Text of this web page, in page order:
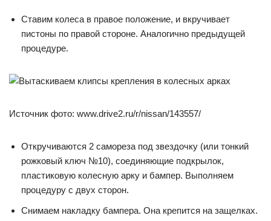
Ставим колеса в правое положение, и вкручивает
пистоны по правой стороне. Аналогично предыдущей
процедуре.
Источник фото: www.drive2.ru/r/nissan/143557/
Откручиваются 2 самореза под звездочку (или тонкий
рожковый ключ №10), соединяющие подкрылок,
пластиковую колесную арку и бампер. Выполняем
процедуру с двух сторон.
Снимаем накладку бампера. Она крепится на защелках.